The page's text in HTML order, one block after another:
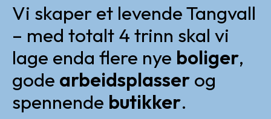
Vi skaper et levende Tangvall
– med totalt 4 trinn skal vi
lage enda flere nye boliger,
gode arbeidsplasserog
spennende butikker.